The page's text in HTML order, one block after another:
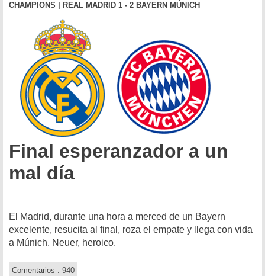
CHAMPIONS | REAL MADRID 1 - 2 BAYERN MÚNICH
Final esperanzador a un
mal día
El Madrid, durante una hora a merced de un Bayern
excelente, resucita al final, roza el empate y llega con vida
a Múnich. Neuer, heroico.
Comentarios : 940